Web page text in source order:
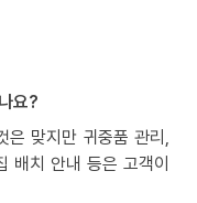
요?
은 맞지만 귀중품 관리,
배치 안내 등은 고객이